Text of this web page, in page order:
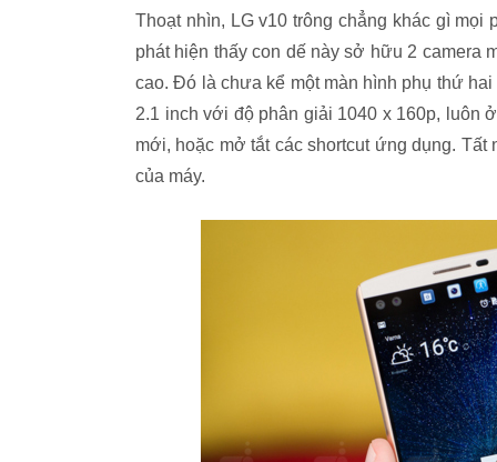
Thoạt nhìn, LG v10 trông chẳng khác gì
phát hiện thấy con dế này sở hữu 2 camera
cao. Đó là chưa kể một màn hình phụ thứ
2.1 inch với độ phân giải 1040 x 160p, luôn
mới, hoặc mở tắt các shortcut ứng dụng.
của máy.